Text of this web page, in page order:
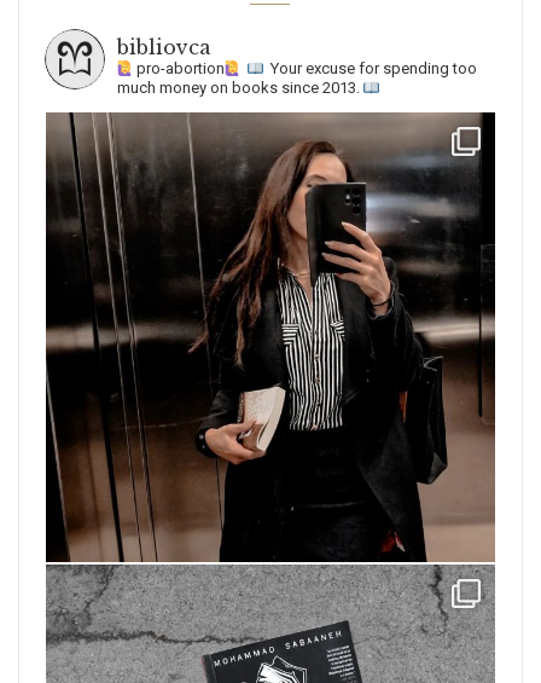
bibliovca
pro-abortion
Your excuse for spending too
much money on books since 2013.